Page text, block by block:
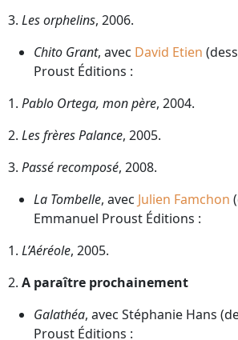
3. Les orphelins, 2006.
Chito Grant, avec David Etien
Proust Éditions :
1. Pablo Ortega, mon père, 2004.
2. Les frères Palance, 2005.
3. Passé recomposé, 2008.
La Tombelle, avec Julien Famchon
Emmanuel Proust Éditions :
1. L’Aéréole, 2005.
2. A paraître prochainement
Galathéa, avec Stéphanie Hans
Proust Éditions :